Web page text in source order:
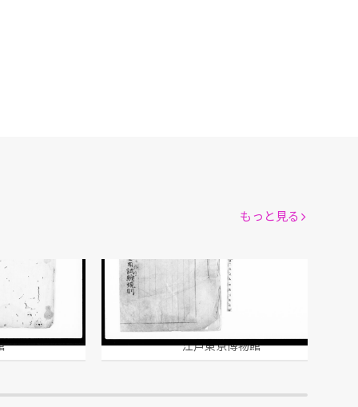
裁判所書記登用試験規則
司法省/著
江戸東京博物館
もっと見る